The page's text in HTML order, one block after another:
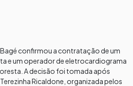
Bagé confirmou a contratação de um
e um operador de eletrocardiograma
A decisão foi tomada após
Ricaldone, organizada pelos